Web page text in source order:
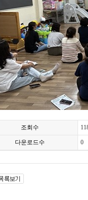
조회수
다운로드수 0